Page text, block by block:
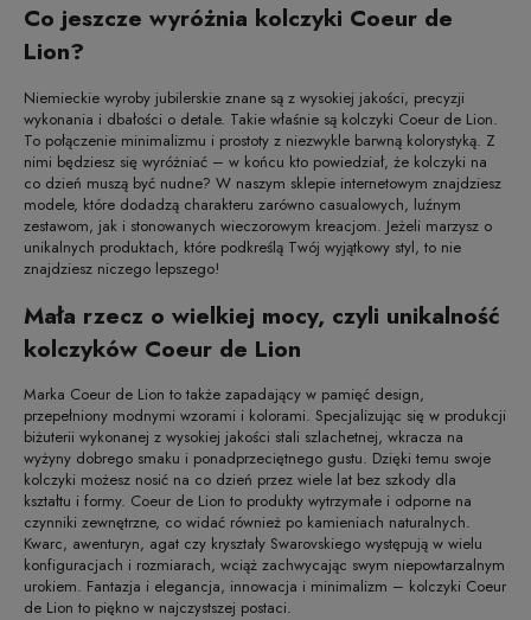
Co jeszcze wyróżnia kolczyki Coeur de
Lion?
Niemieckie wyroby jubilerskie znane są z wysokiej jakości, precyzji
wykonania i dbałości o detale. Takie właśnie są kolczyki Coeur de Lion.
To połączenie minimalizmu i prostoty z niezwykle barwną kolorystyką. Z
nimi będziesz się wyróżniać – w końcu kto powiedział, że kolczyki na
co dzień muszą być nudne? W naszym sklepie internetowym znajdziesz
modele, które dodadzą charakteru zarówno casualowych, luźnym
zestawom, jak i stonowanych wieczorowym kreacjom. Jeżeli marzysz o
unikalnych produktach, które podkreślą Twój wyjątkowy styl, to nie
znajdziesz niczego lepszego!
Mała rzecz o wielkiej mocy, czyli unikalność
kolczyków Coeur de Lion
Marka Coeur de Lion to także zapadający w pamięć design,
przepełniony modnymi wzorami i kolorami. Specjalizując się w produkcji
biżuterii wykonanej z wysokiej jakości stali szlachetnej, wkracza na
wyżyny dobrego smaku i ponadprzeciętnego gustu. Dzięki temu swoje
kolczyki możesz nosić na co dzień przez wiele lat bez szkody dla
kształtu i formy. Coeur de Lion to produkty wytrzymałe i odporne na
czynniki zewnętrzne, co widać również po kamieniach naturalnych.
Kwarc, awenturyn, agat czy kryształy Swarovskiego występują w wielu
konfiguracjach i rozmiarach, wciąż zachwycając swym niepowtarzalnym
urokiem. Fantazja i elegancja, innowacja i minimalizm – kolczyki Coeur
de Lion to piękno w najczystszej postaci.